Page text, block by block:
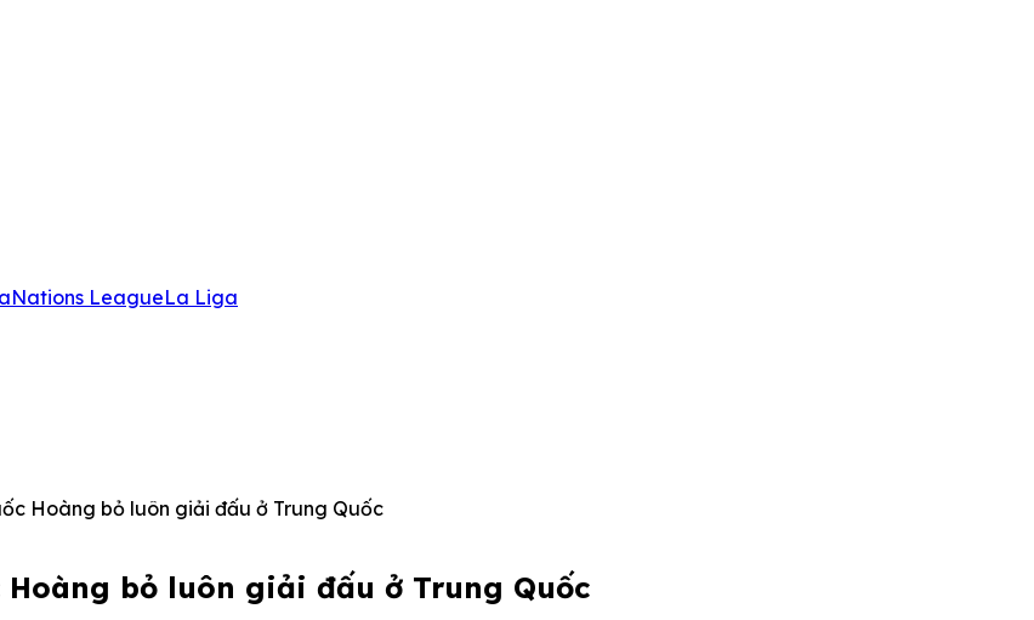
Nations LeagueLa Liga
Hoàng bỏ luôn giải đấu ở Trung Quốc
Hoàng bỏ luôn giải đấu ở Trung Quốc